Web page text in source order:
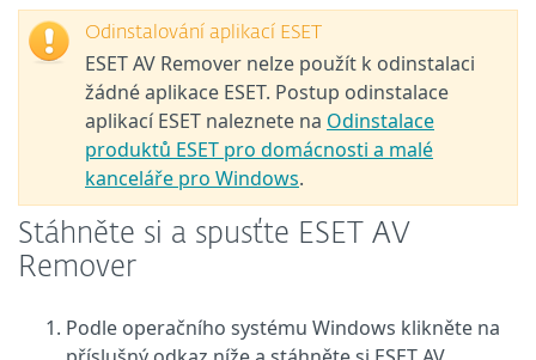
Odinstalování aplikací ESET
ESET AV Remover nelze použít k odinstalaci
žádné aplikace ESET. Postup odinstalace
aplikací ESET naleznete na Odinstalace
produktů ESET pro domácnosti a malé
kanceláře pro Windows.
Stáhněte si a spusťte ESET AV
Remover
Podle operačního systému Windows klikněte na